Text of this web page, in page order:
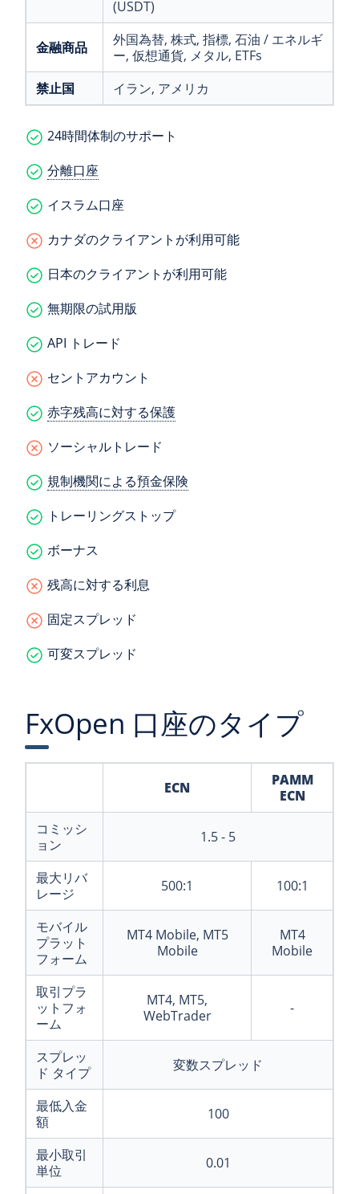
(USDT)
金融商品 外国為替, 株式, 指標, 石油 / エネルギ
ー, 仮想通貨, メタル, ETFs
禁止国
イラン, アメリカ
24時間体制のサポート
分離口座
イスラム口座
カナダのクライアントが利用可能
日本のクライアントが利用可能
無期限の試用版
API トレード
セントアカウント
赤字残高に対する保護
ソーシャルトレード
規制機関による預金保険
トレーリングストップ
ボーナス
残高に対する利息
固定スプレッド
可変スプレッド
FxOpen 口座のタイプ
ECN
PAMM
ECN
コミッシ
ョン
1.5 - 5
最大リバ
レージ
500:1 100:1
モバイル
プラット
フォーム
MT4 Mobile, MT5
Mobile
MT4
Mobile
取引プラ
ットフォ
ーム
MT4, MT5,
WebTrader
-
スプレッ
ド タイプ
変数スプレッド
最低入金
額
100
最小取引
単位
0.01